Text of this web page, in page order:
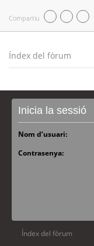
Compartiu
Índex del fòrum
Inicia la sessió
Nom d’usuari:
Contrasenya:
Índex del fòrum